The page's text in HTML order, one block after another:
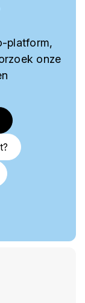
platform,
onze